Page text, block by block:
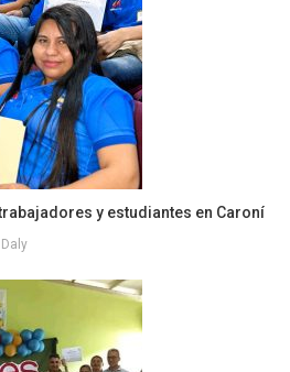
y estudiantes en Caroní